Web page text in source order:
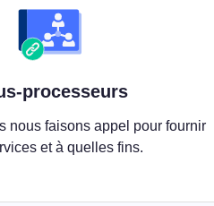
processeurs
nous faisons appel pour fournir
et à quelles fins.